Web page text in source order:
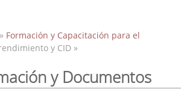
en la provincia
CID
» Formación y Capacitación para el
y CID »
y Documentos